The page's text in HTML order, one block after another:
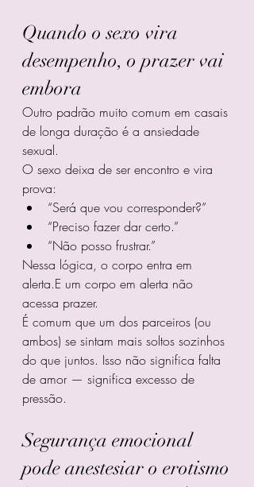
Quando o sexo vira
desempenho, o prazer vai
embora
Outro padrão muito comum em casais
de longa duração é a ansiedade
sexual.
O sexo deixa de ser encontro e vira
prova:
“Será que vou corresponder?”
“Preciso fazer dar certo.”
“Não posso frustrar.”
Nessa lógica, o corpo entra em
alerta.E um corpo em alerta não
acessa prazer.
É comum que um dos parceiros (ou
ambos) se sintam mais soltos sozinhos
do que juntos. Isso não significa falta
de amor — significa excesso de
pressão.
Segurança emocional
pode anestesiar o erotismo